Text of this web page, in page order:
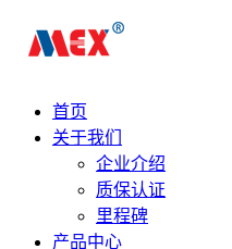
首页
关于我们
企业介绍
质保认证
里程碑
产品中心